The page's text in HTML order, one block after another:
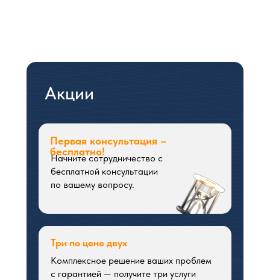
Акции
Первая консультация –
бесплатно!
Начните сотрудничество с
бесплатной консультации
по вашему вопросу.
Три по цене двух
Комплексное решение ваших проблем
с гарантией — получите три услуги